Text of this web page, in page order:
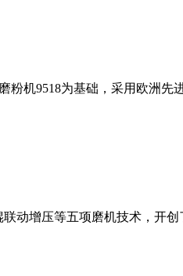
机9518为基础，采用欧洲先
动增压等五项磨机技术，开